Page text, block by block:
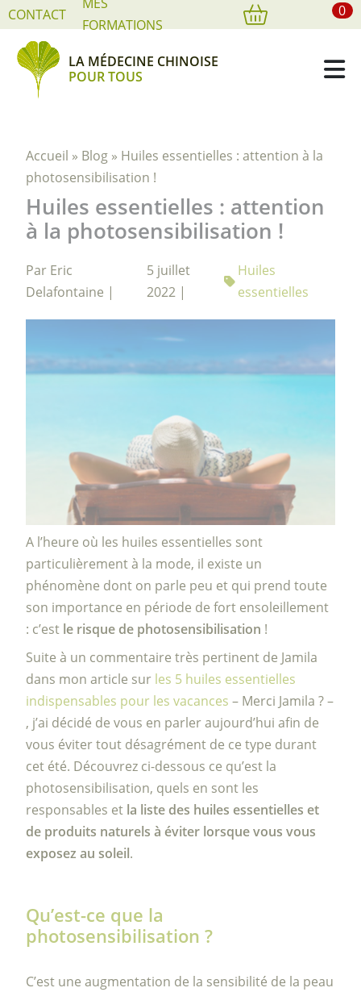
CONTACT
FORMATIONS
0
LA MÉDECINE CHINOISE
POUR TOUS
Accueil » Blog » Huiles essentielles : attention à la
photosensibilisation !
Huiles essentielles : attention
à la photosensibilisation !
Par Eric
Delafontaine |
5 juillet
2022 |
Huiles
essentielles
A l’heure où les huiles essentielles sont
particulièrement à la mode, il existe un
phénomène dont on parle peu et qui prend toute
son importance en période de fort ensoleillement
: c’est le risque de photosensibilisation !
Suite à un commentaire très pertinent de Jamila
dans mon article sur les 5 huiles essentielles
indispensables pour les vacances – Merci Jamila ? –
, j’ai décidé de vous en parler aujourd’hui afin de
vous éviter tout désagrément de ce type durant
cet été. Découvrez ci-dessous ce qu’est la
photosensibilisation, quels en sont les
responsables et la liste des huiles essentielles et
de produits naturels à éviter lorsque vous vous
exposez au soleil.
Qu’est-ce que la
photosensibilisation ?
C’est une augmentation de la sensibilité de la peau
Cookies management panel